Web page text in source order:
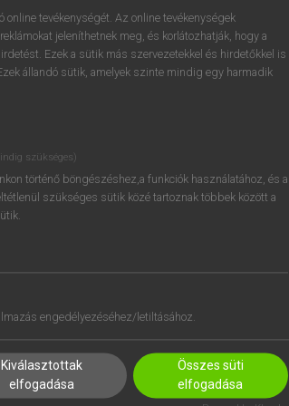
próbaverziójának elindításához
regisztrálok ésbelépek.
REGISZTRÁCIÓ
online tevékenységét. Az online tevékenységek
jeleníthetnek meg, és korlátozhatják, hogy a
Ezek a sütik más szervezetekkel és hirdetőkkel is
állandó sütik, amelyek szinte mindig egy harmadik
szükséges)
történő böngészéshez,a funkciók használatához, és a
szükséges sütik közé tartoznak többek között a
engedélyezéséhez/letiltásához.
Kiválasztottak
elfogadása
Összes süti
elfogadása